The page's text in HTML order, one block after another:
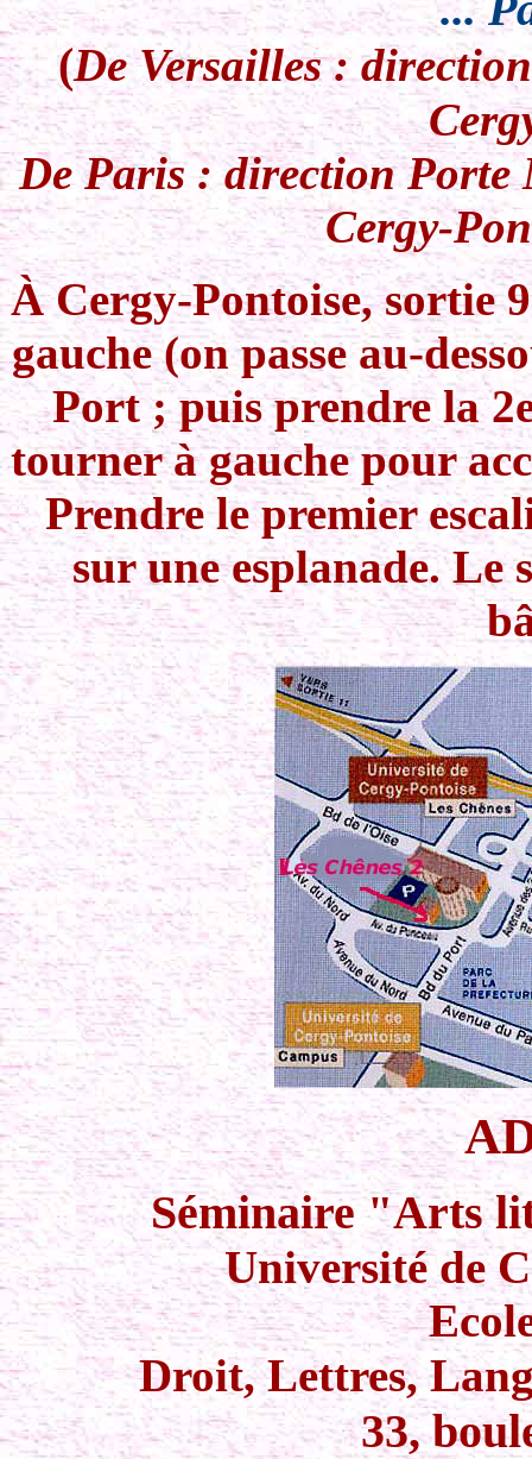
(De Versailles :
De Paris : direction Porte
Cergy-
À Cergy-Pontoise, sortie
gauche (on passe au-
Port ; puis prendre la
tourner à gauche pour
Prendre le premier
sur une esplanade. Le
Séminaire "Arts
Université de
Droit, Lettres,
33,